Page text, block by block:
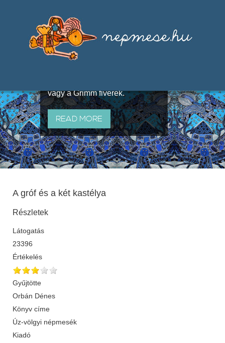
útján terjedő elbeszélésekből,
melyeket olyan ismert gyűjtők
állítottak össze, mint Benedek
vagy a Grimm fivérek.
READ MORE
A gróf és a két kastélya
Részletek
Látogatás
23396
Értékelés
Gyűjtötte
Orbán Dénes
Könyv címe
Úz-völgyi népmesék
Kiadó